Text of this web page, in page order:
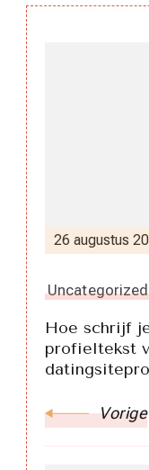
26 augustus
Uncategorized
Hoe schrijf
profieltekst
Vorige